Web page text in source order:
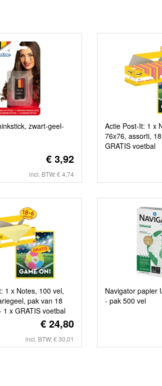
zwart-geel-
€ 3,92
incl. BTW: € 4,74
Actie Post-It: 1 x
76x76, assorti,
GRATIS voetbal
1 x Notes, 100 vel,
pak van 18
1 x GRATIS voetbal
€ 24,80
incl. BTW: € 30,01
Navigator papier
- pak 500 vel